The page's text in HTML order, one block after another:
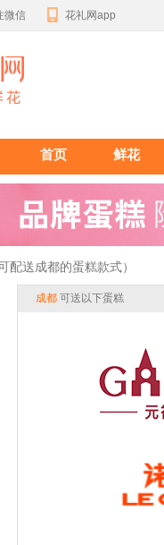
微信 花礼网app
首页 鲜花
送成都的蛋糕款式）
成都 可送以下蛋糕